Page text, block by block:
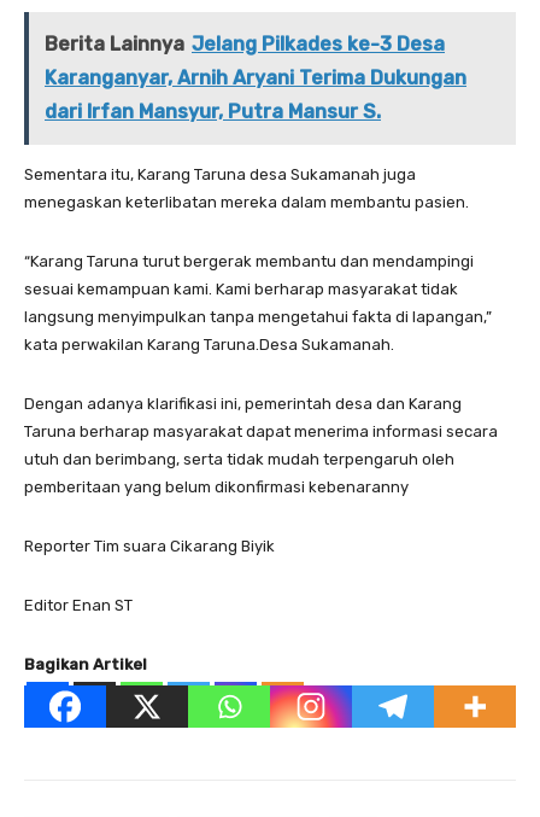
Berita Lainnya Jelang Pilkades ke-3 Desa
Karanganyar, Arnih Aryani Terima Dukungan
dari Irfan Mansyur, Putra Mansur S.
Sementara itu, Karang Taruna desa Sukamanah juga
menegaskan keterlibatan mereka dalam membantu pasien.
“Karang Taruna turut bergerak membantu dan mendampingi
sesuai kemampuan kami. Kami berharap masyarakat tidak
langsung menyimpulkan tanpa mengetahui fakta di lapangan,”
kata perwakilan Karang Taruna.Desa Sukamanah.
Dengan adanya klarifikasi ini, pemerintah desa dan Karang
Taruna berharap masyarakat dapat menerima informasi secara
utuh dan berimbang, serta tidak mudah terpengaruh oleh
pemberitaan yang belum dikonfirmasi kebenaranny
Reporter Tim suara Cikarang Biyik
Editor Enan ST
Bagikan Artikel